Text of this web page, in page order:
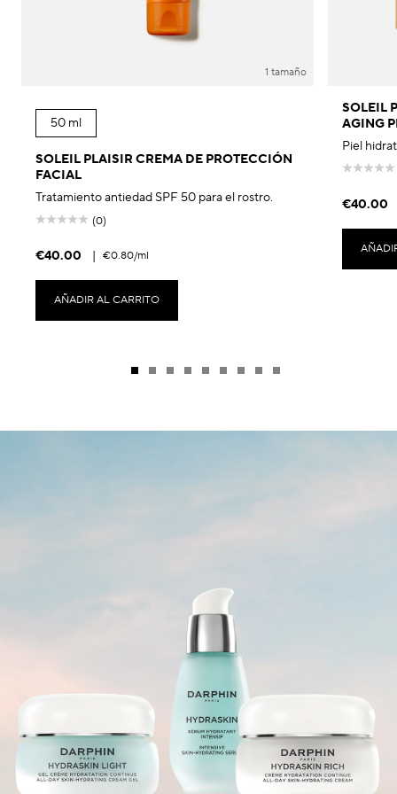
1 tamaño
50 ml
SOLEIL PLAISIR CREMA DE PROTECCIÓN
FACIAL
Tratamiento antiedad SPF 50 para el rostro.
(0)
€40.00 | €0.80/ml
AÑADIR AL CARRITO
SOLEIL
AGING
Piel
€40.00